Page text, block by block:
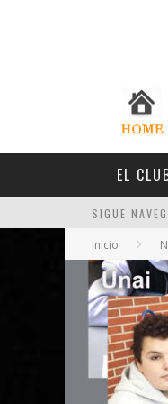
EL
SIGUE
Inicio